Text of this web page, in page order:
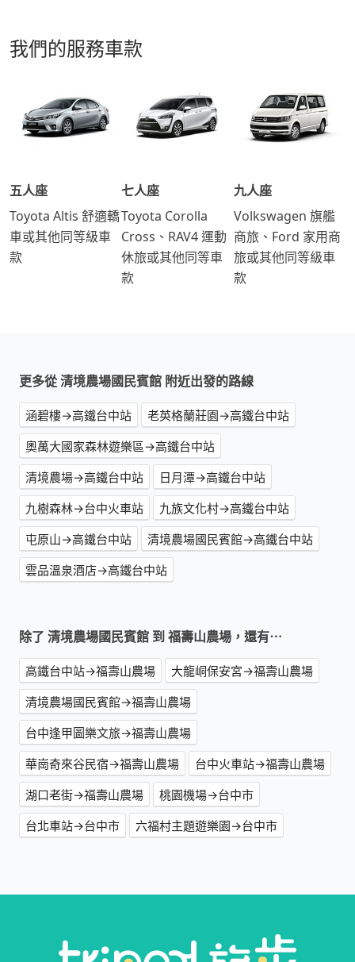
我們的服務車款
五人座
Toyota Altis 舒適轎
車或其他同等級車
款
七人座
Toyota Corolla
Cross、RAV4 運動
休旅或其他同等車
款
九人座
Volkswagen 旗艦
商旅、Ford 家用商
旅或其他同等級車
款
更多從 清境農場國民賓館 附近出發的路線
涵碧樓→高鐵台中站
老英格蘭莊園→高鐵台中站
奧萬大國家森林遊樂區→高鐵台中站
清境農場→高鐵台中站
日月潭→高鐵台中站
九樹森林→台中火車站
九族文化村→高鐵台中站
屯原山→高鐵台中站
清境農場國民賓館→高鐵台中站
雲品溫泉酒店→高鐵台中站
除了 清境農場國民賓館 到 福壽山農場，還有⋯
高鐵台中站→福壽山農場
大龍峒保安宮→福壽山農場
清境農場國民賓館→福壽山農場
台中逢甲圖樂文旅→福壽山農場
華崗奇來谷民宿→福壽山農場
台中火車站→福壽山農場
湖口老街→福壽山農場
桃園機場→台中市
台北車站→台中市
六福村主題遊樂園→台中市